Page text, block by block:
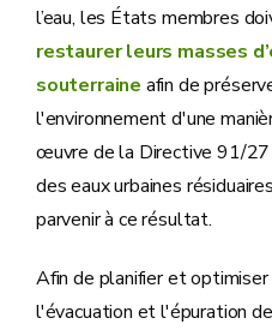
l’eau, les États membres
restaurer leurs masses
souterraine afin de
l'environnement d'une
œuvre de la Directive 91/
des eaux urbaines
parvenir à ce résultat.
Afin de planifier et
l'évacuation et l'épuration